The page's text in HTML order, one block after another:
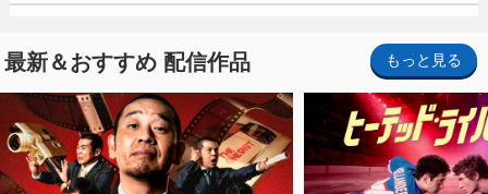
最新＆おすすめ 配信作品 もっと見る